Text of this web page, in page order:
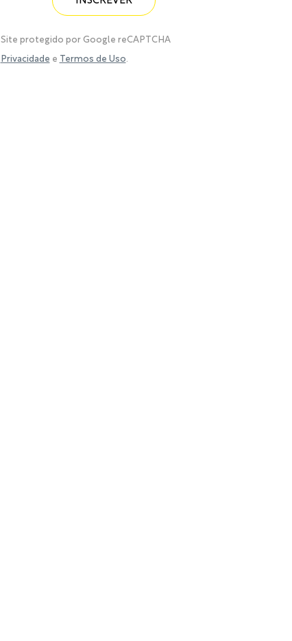
Site protegido por Google reCAPTCHA
Privacidade e Termos de Uso.